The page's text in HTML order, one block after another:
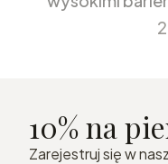
10% na
Zarejestruj się w